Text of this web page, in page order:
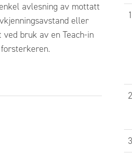
avlesning av mottatt
eller
bruk av en Teach-in